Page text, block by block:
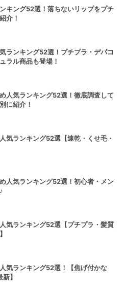
キング52選！落ちないリップをプチ
介！
ランキング52選！プチプラ・デパコ
ラル商品も登場！
人気ランキング52選！徹底調査して
に紹介！
気ランキング52選【速乾・くせ毛・
人気ランキング52選！初心者・メン
気ランキング52選【プチプラ・髪質
気ランキング52選！【焦げ付かな
】